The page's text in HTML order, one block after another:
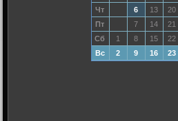
Чт
6 13 20
Пт
7 14 21
Сб
1 8 15 22
Вс
2 9 16 23